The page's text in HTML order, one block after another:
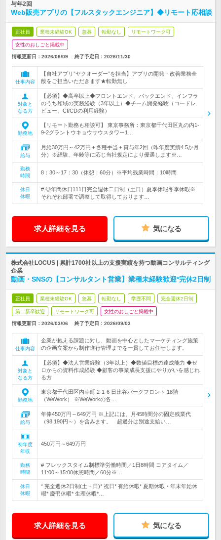
与年2回
Web販売アプリの【フルスタックエンジニア】◆リモート応相談
正社員 業種未経験OK 急募 転勤なし リモートワーク可
女性のおしごと掲載中
情報更新日：2026/06/09 終了予定日： 2026/11/30
仕事内容
【自社アプリ”ヤクオーダー”を担当】アプリの開発・改善業務全
般をご担当いただきます★転勤無し
対象と
なる方
【必須】◆高卒以上◆フロントエンド、バックエンド、インフラ
のうち領域の実務経験（3年以上）◆チーム開発経験（コードレ
ビュー、CI/CDの利用経験）
勤務地
【リモート勤務も相談可】 東京事務所：東京都千代田区丸の内1-
9-2グラントウキョウサウスタワー1…
給与
月給30万円～42万円＋各種手当＋賞与年2回（昨年度実績4.5か月
分）※経験、年齢等に応じ当社規定により優遇します※…
勤務
時間
8：30～17：30（休憩：60分）※平均残業時間：10時間
休日
休暇
# ◎年間休日111日完全週休二日制（土日）夏季休暇冬季休暇※
それぞれ部署で調整して取得しております…
求人詳細を見る 気になる
株式会社LOCUS | 累計1700社以上の支援実績を持つ動画コンサルティング
企業
動画・SNSの【コンサルタント営業】業種未経験歓迎*完休2日制
正社員 業種未経験OK 急募 転勤なし 学歴不問 完全週休2日制
第二新卒歓迎 リモートワーク可 女性のおしごと掲載中
情報更新日：2026/03/06 終了予定日： 2026/09/03
仕事内容
企業が抱える課題に対し、動画を中心としたマーケティング施策
の企画立案から制作進行管理までを一貫してお任せします。
対象と
なる方
【必須】◆法人営業経験（3年以上）◆数値目標の達成能力 ◆ゼ
ロからの資料作成経験 ◆顧客の事業成長支援にやりがいを感じれ
る方
勤務地
東京都千代田区内幸町 2-1-6 日比谷パークフロント 18階
（WeWork） ※WeWorkの各…
給与
年俸450万円～649万円 ※上記には、月45時間分の固定残業代
（98,190円～）を含みます。 超過分は別途支給い…
初年度
年収
450万円～649万円
勤務
時間
# フレックスタイム制標準労働時間／1日8時間 コアタイム／
11:00～15:00休憩時間／60分※…
休日
休暇
* 完全週休2日制(土・日)* 祝日* 有給休暇* 夏期休暇・年末年始休
暇* 慶弔休暇* 生理休暇*…
求人詳細を見る 気になる